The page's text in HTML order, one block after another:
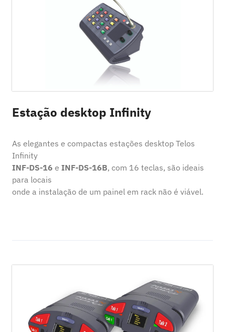
Estação desktop Infinity
As elegantes e compactas estações desktop Telos
Infinity
INF-DS-16 e INF-DS-16B, com 16 teclas, são ideais
para locais
onde a instalação de um painel em rack não é viável.